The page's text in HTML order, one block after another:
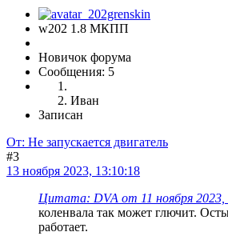
w202 1.8 МКПП
Новичок форума
Сообщения: 5
Иван
Записан
От: Не запускается двигатель
#3
13 ноября 2023, 13:10:18
Цитата: DVA от 11 ноября 2023,
коленвала так может глючит.
работает.